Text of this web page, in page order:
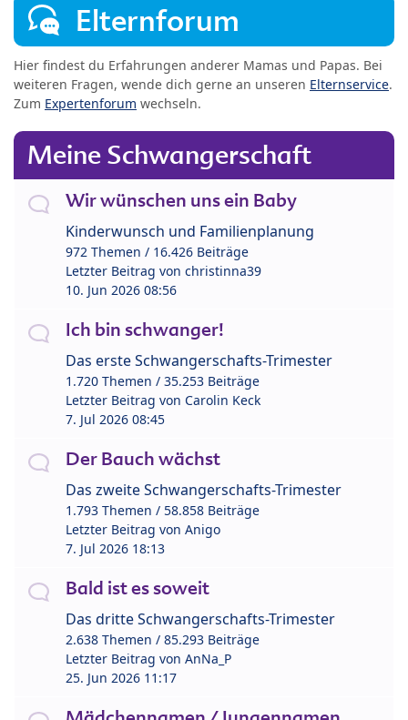
Elternforum
Hier findest du Erfahrungen anderer Mamas und Papas. Bei
weiteren Fragen, wende dich gerne an unseren Elternservice.
Zum Expertenforum wechseln.
Meine Schwangerschaft
Wir wünschen uns ein Baby
Kinderwunsch und Familienplanung
972 Themen / 16.426 Beiträge
Letzter Beitrag von christinna39
10. Jun 2026 08:56
Ich bin schwanger!
Das erste Schwangerschafts-Trimester
1.720 Themen / 35.253 Beiträge
Letzter Beitrag von Carolin Keck
7. Jul 2026 08:45
Der Bauch wächst
Das zweite Schwangerschafts-Trimester
1.793 Themen / 58.858 Beiträge
Letzter Beitrag von Anigo
7. Jul 2026 18:13
Bald ist es soweit
Das dritte Schwangerschafts-Trimester
2.638 Themen / 85.293 Beiträge
Letzter Beitrag von AnNa_P
25. Jun 2026 11:17